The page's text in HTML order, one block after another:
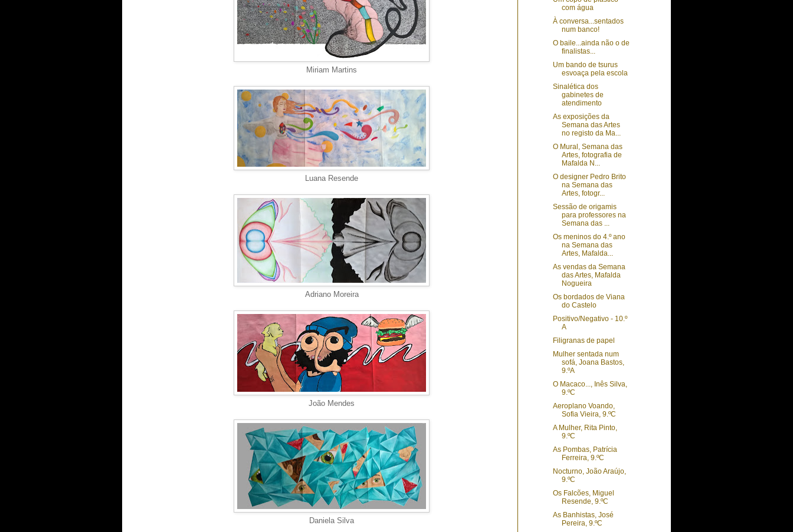
Miriam Martins
Luana Resende
Adriano Moreira
João Mendes
Daniela Silva
com água
À conversa...sentados
num banco!
O baile...ainda não o de
finalistas...
Um bando de tsurus
esvoaça pela escola
Sinalética dos
gabinetes de
atendimento
As exposições da
Semana das Artes
no registo da Ma...
O Mural, Semana das
Artes, fotografia de
Mafalda N...
O designer Pedro Brito
na Semana das
Artes, fotogr...
Sessão de origamis
para professores na
Semana das ...
Os meninos do 4.º ano
na Semana das
Artes, Mafalda...
As vendas da Semana
das Artes, Mafalda
Nogueira
Os bordados de Viana
do Castelo
Positivo/Negativo - 10.º
A
Filigranas de papel
Mulher sentada num
sofá, Joana Bastos,
9.ºA
O Macaco..., Inês Silva,
9.ºC
Aeroplano Voando,
Sofia Vieira, 9.ºC
A Mulher, Rita Pinto,
9.ºC
As Pombas, Patrícia
Ferreira, 9.ºC
Nocturno, João Araújo,
9.ºC
Os Falcões, Miguel
Resende, 9.ºC
As Banhistas, José
Pereira, 9.ºC